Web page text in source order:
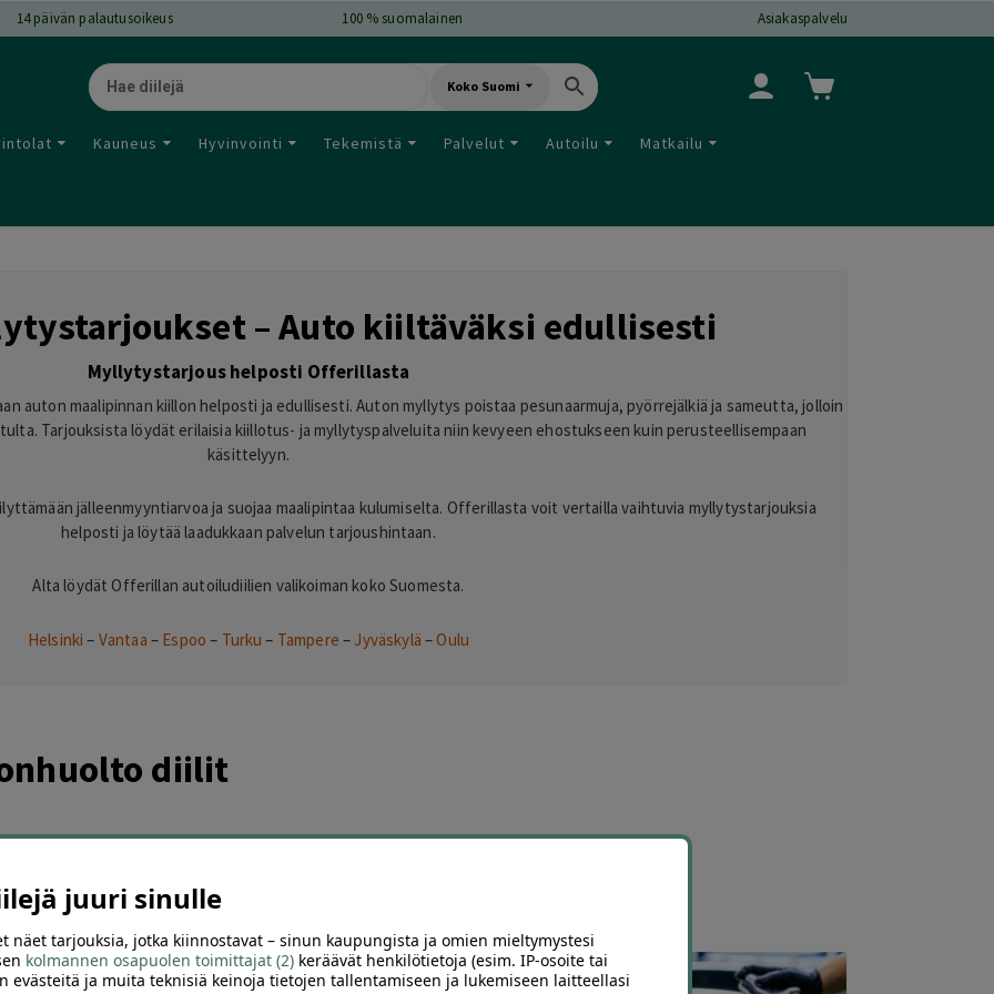
14päivän palautusoikeus 100 % suomalainen Asiakaspalvelu
Koko Suomi
Kauneus Hyvinvointi Tekemistä Palvelut Autoilu Matkailu
– Auto kiiltäväksi edullisesti
Myllytystarjous helposti Offerillasta
auton maalipinnan kiillon helposti ja edullisesti. Auton myllytys poistaa pesunaarmuja, pyörrejälkiä ja sameutta, jolloin
Tarjouksista löydät erilaisia kiillotus- ja myllytyspalveluita niin kevyeen ehostukseen kuin perusteellisempaan
käsittelyyn.
jälleenmyyntiarvoa ja suojaa maalipintaa kulumiselta. Offerillasta voit vertailla vaihtuvia myllytystarjouksia
helposti ja löytää laadukkaan palvelun tarjoushintaan.
Alta löydät Offerillan autoiludiilien valikoiman koko Suomesta.
Helsinki – Vantaa – Espoo – Turku – Tampere – Jyväskylä –Oulu
diilit
–Renkaiden vaihto –Ruostesuojaus
juuri sinulle
näet tarjouksia, jotka kiinnostavat – sinun kaupungista ja omien mieltymystesi
kolmannen osapuolen toimittajat (2) keräävät henkilötietoja (esim. IP-osoite tai
evästeitä ja muita teknisiä keinoja tietojen tallentamiseen ja lukemiseen laitteellasi